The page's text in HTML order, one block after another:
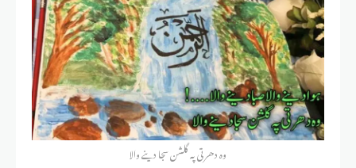
وہ دھرتی پہ گلشن سجا دینے والا